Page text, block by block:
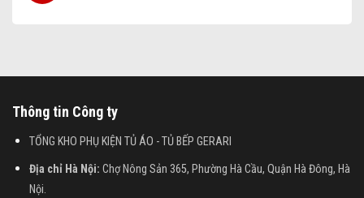
Thông tin Công ty
TỔNG KHO PHỤ KIỆN TỦ ÁO - TỦ BẾP GERARI
Địa chỉ Hà Nội: Chợ Nông Sản 365, Phường Hà Cầu, Quận Hà Đông, Hà
Nội.